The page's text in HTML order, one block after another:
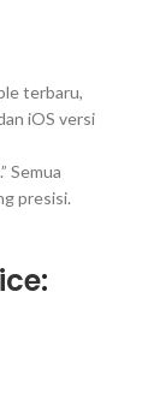
terbaru,
iOS versi
Semua
presisi.
: